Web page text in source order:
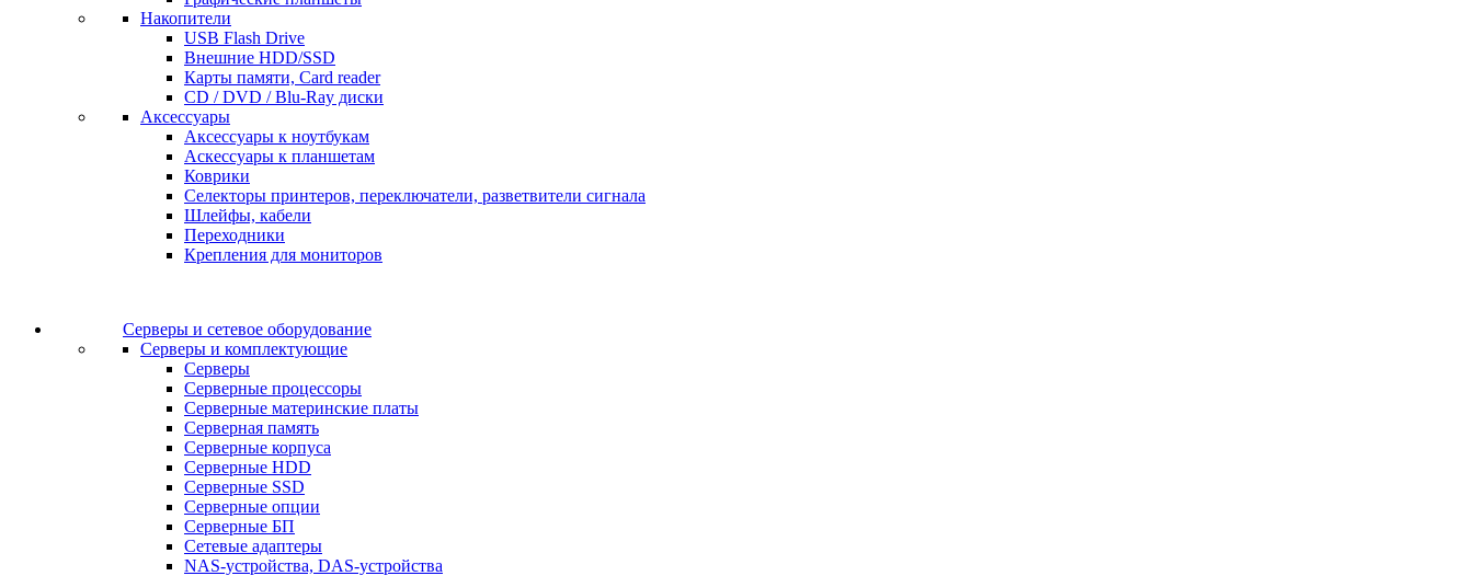
Накопители
USB Flash Drive
Внешние HDD/SSD
Карты памяти, Card reader
CD / DVD / Blu-Ray диски
Аксессуары
Аксессуары к ноутбукам
Аскессуары к планшетам
Коврики
Селекторы принтеров, переключатели, разветвители сигнала
Шлейфы, кабели
Переходники
Крепления для мониторов
Серверы и сетевое оборудование
Серверы и комплектующие
Серверы
Серверные процессоры
Серверные материнские платы
Серверная память
Серверные корпуса
Серверные HDD
Серверные SSD
Серверные опции
Серверные БП
Сетевые адаптеры
NAS-устройства, DAS-устройства